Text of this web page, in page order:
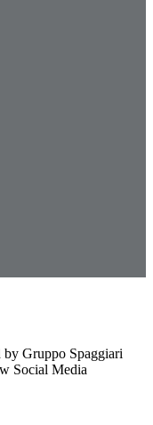
Gruppo Spaggiari
Social Media